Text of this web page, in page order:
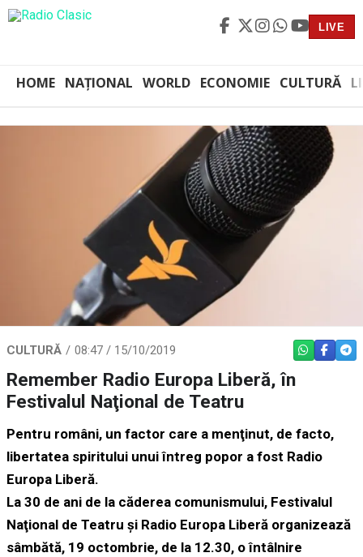
LIVE
HOME NAȚIONAL WORLD ECONOMIE CULTURĂ
CULTURĂ 08:47 / 15/10/2019 WHATSAPP
Remember Radio Europa Liberă, în
Festivalul Naţional de Teatru
Pentru români, un factor care a menţinut, de facto,
libertatea spiritului unui întreg popor a fost Radio
Europa Liberă.
La 30 de ani de la căderea comunismului, Festivalul
Naţional de Teatru şi Radio Europa Liberă organizează
sâmbătă, 19 octombrie, de la 12.30, o întâlnire